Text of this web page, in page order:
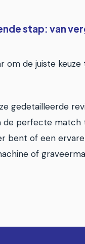
stap: van
om de juiste
gedetailleerde
de perfecte match
bent of een
of